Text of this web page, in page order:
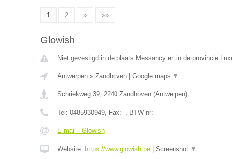
1 2 » »»
Glowish
Niet gevestigd in de plaats Messancy en in de provincie
Antwerpen» Zandhoven| Google maps ▼
Schriekweg 39, 2240 Zandhoven(Antwerpen)
Tel: 0485930949, Fax: -, BTW-nr: -
E-mail › Glowish
Website: https://www.glowish.be| Screenshot ▼